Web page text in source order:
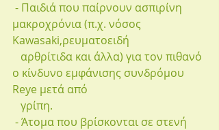
μακροχρόνια (π.χ. νόσος
Kawasaki,ρευματοειδή
ο κίνδυνο εμφάνισης συνδρόμου
Reye μετά από
   γρίπη.